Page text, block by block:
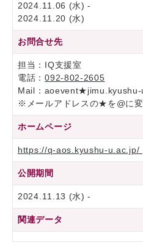
2024.11.06 (水) -
2024.11.20 (水)
お問合せ先
担当：IQ支援室
電話：092-802-2605
Mail：
※メールアドレスの★を@に変
ホームページ
https://q-aos.kyushu-u.ac.jp/
公開期間
2024.11.13 (水) -
関連データ